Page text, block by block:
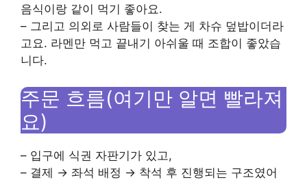
음식이랑 같이 먹기 좋아요.
– 그리고 의외로 사람들이 찾는 게 차슈 덮밥이더라
고요. 라멘만 먹고 끝내기 아쉬울 때 조합이 좋았습
니다.
주문 흐름(여기만 알면 빨라져
요)
– 입구에 식권 자판기가 있고,
– 결제 → 좌석 배정 → 착석 후 진행되는 구조였어